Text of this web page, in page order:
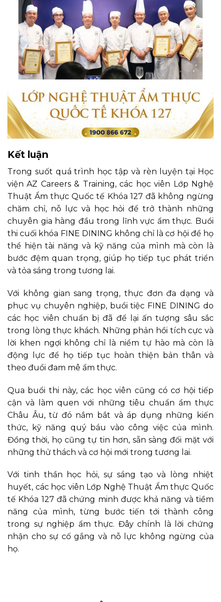
Kết luận
Trong suốt quá trình học tập và rèn luyện tại Học
viện AZ Careers & Training, các học viên Lớp Nghệ
Thuật Ẩm thực Quốc tế Khóa 127 đã không ngừng
chăm chỉ, nỗ lực và học hỏi để trở thành những
chuyên gia hàng đầu trong lĩnh vực ẩm thực. Buổi
thi cuối khóa FINE DINING không chỉ là cơ hội để họ
thể hiện tài năng và kỹ năng của mình mà còn là
bước đệm quan trọng, giúp họ tiếp tục phát triển
và tỏa sáng trong tương lai.
Với không gian sang trọng, thực đơn đa dạng và
phục vụ chuyên nghiệp, buổi tiệc FINE DINING do
các học viên chuẩn bị đã để lại ấn tượng sâu sắc
trong lòng thực khách. Những phản hồi tích cực và
lời khen ngợi không chỉ là niềm tự hào mà còn là
động lực để họ tiếp tục hoàn thiện bản thân và
theo đuổi đam mê ẩm thực.
Qua buổi thi này, các học viên cũng có cơ hội tiếp
cận và làm quen với những tiêu chuẩn ẩm thực
Châu Âu, từ đó nắm bắt và áp dụng những kiến
thức, kỹ năng quý báu vào công việc của mình.
Đồng thời, họ cũng tự tin hơn, sẵn sàng đối mặt với
những thử thách và cơ hội mới trong tương lai.
Với tinh thần học hỏi, sự sáng tạo và lòng nhiệt
huyết, các học viên Lớp Nghệ Thuật Ẩm thực Quốc
tế Khóa 127 đã chứng minh được khả năng và tiềm
năng của mình, từng bước tiến tới thành công
trong sự nghiệp ẩm thực. Đây chính là lời chứng
nhận cho sự cố gắng và nỗ lực không ngừng của
họ.